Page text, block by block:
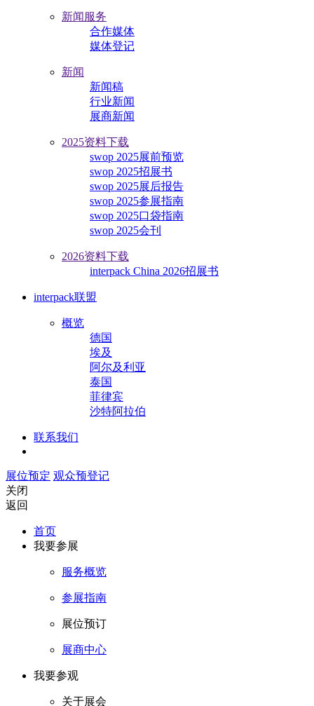
新闻服务
合作媒体
媒体登记
新闻
新闻稿
行业新闻
展商新闻
2025资料下载
swop 2025展前预览
swop 2025招展书
swop 2025展后报告
swop 2025参展指南
swop 2025口袋指南
swop 2025会刊
2026资料下载
interpack China 2026招展书
interpack联盟
概览
德国
埃及
阿尔及利亚
泰国
菲律宾
沙特阿拉伯
联系我们
展位预定 观众预登记
关闭
返回
首页
我要参展
服务概览
参展指南
展位预订
展商中心
我要参观
关于展会